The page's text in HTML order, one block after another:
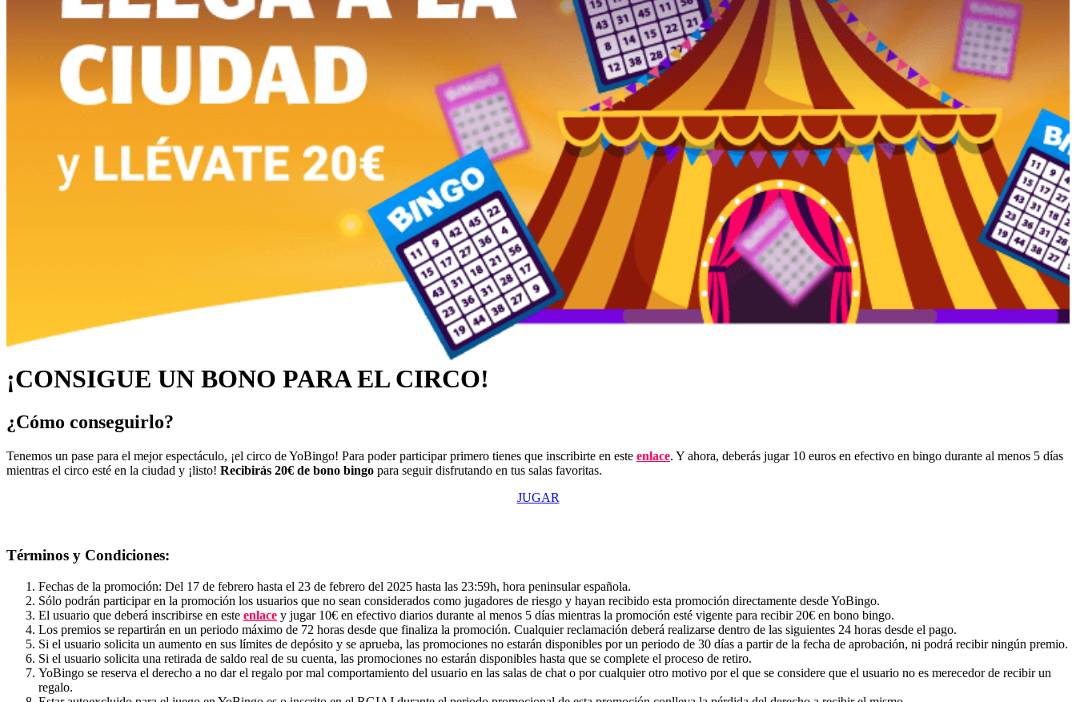
¡CONSIGUE UN BONO PARA EL CIRCO!
¿Cómo conseguirlo?
Tenemos un pase para el mejor espectáculo, ¡el circo de YoBingo! Para poder participar primero tienes que inscribirte en este enlace. Y ahora, deberás jugar 10 euros en efectivo en bingo durante al menos 5 días
mientras el circo esté en la ciudad y ¡listo! Recibirás 20€ de bono bingo para seguir disfrutando en tus salas favoritas.
JUGAR
Términos y Condiciones:
Fechas de la promoción: Del 17 de febrero hasta el 23 de febrero del 2025 hasta las 23:59h, hora peninsular española.
Sólo podrán participar en la promoción los usuarios que no sean considerados como jugadores de riesgo y hayan recibido esta promoción directamente desde YoBingo.
El usuario que deberá inscribirse en este enlace y jugar 10€ en efectivo diarios durante al menos 5 días mientras la promoción esté vigente para recibir 20€ en bono bingo.
Los premios se repartirán en un periodo máximo de 72 horas desde que finaliza la promoción. Cualquier reclamación deberá realizarse dentro de las siguientes 24 horas desde el pago.
Si el usuario solicita un aumento en sus límites de depósito y se aprueba, las promociones no estarán disponibles por un periodo de 30 días a partir de la fecha de aprobación, ni podrá recibir ningún premio.
Si el usuario solicita una retirada de saldo real de su cuenta, las promociones no estarán disponibles hasta que se complete el proceso de retiro.
YoBingo se reserva el derecho a no dar el regalo por mal comportamiento del usuario en las salas de chat o por cualquier otro motivo por el que se considere que el usuario no es merecedor de recibir un
regalo.